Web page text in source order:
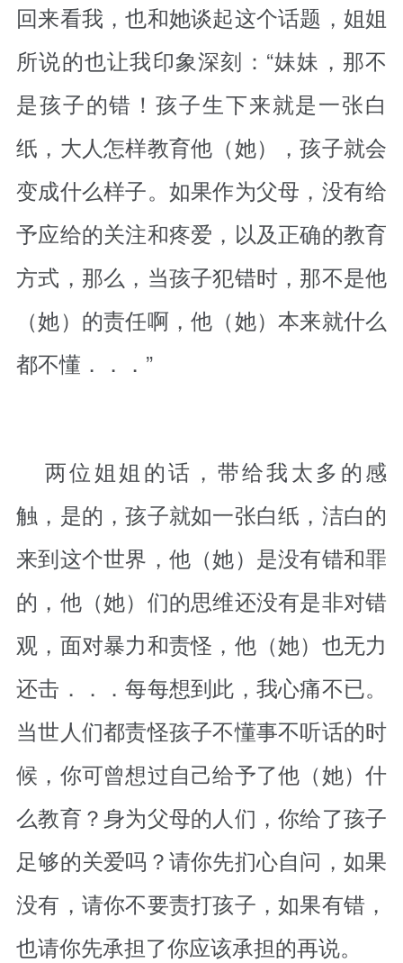
回来看我，也和她谈起这个话题，姐姐
所说的也让我印象深刻：“妹妹，那不
是孩子的错！孩子生下来就是一张白
纸，大人怎样教育他（她），孩子就会
变成什么样子。如果作为父母，没有给
予应给的关注和疼爱，以及正确的教育
方式，那么，当孩子犯错时，那不是他
（她）的责任啊，他（她）本来就什么
都不懂．．．”
两位姐姐的话，带给我太多的感
触，是的，孩子就如一张白纸，洁白的
来到这个世界，他（她）是没有错和罪
的，他（她）们的思维还没有是非对错
观，面对暴力和责怪，他（她）也无力
还击．．．每每想到此，我心痛不已。
当世人们都责怪孩子不懂事不听话的时
候，你可曾想过自己给予了他（她）什
么教育？身为父母的人们，你给了孩子
足够的关爱吗？请你先扪心自问，如果
没有，请你不要责打孩子，如果有错，
也请你先承担了你应该承担的再说。